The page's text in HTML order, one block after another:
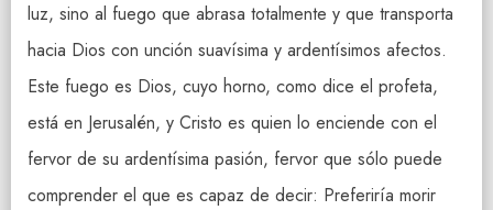
luz, sino al fuego que abrasa totalmente y que transporta
hacia Dios con unción suavísima y ardentísimos afectos.
Este fuego es Dios, cuyo horno, como dice el profeta,
está en Jerusalén, y Cristo es quien lo enciende con el
fervor de su ardentísima pasión, fervor que sólo puede
comprender el que es capaz de decir: Preferiría morir